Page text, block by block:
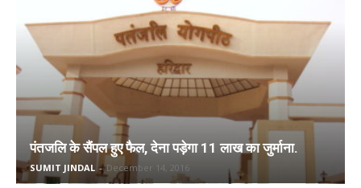
पंतजलि के सैंपल हुए फैल, देना पड़ेगा 11 लाख का जुर्माना.
SUMIT JINDAL - December 14, 2016